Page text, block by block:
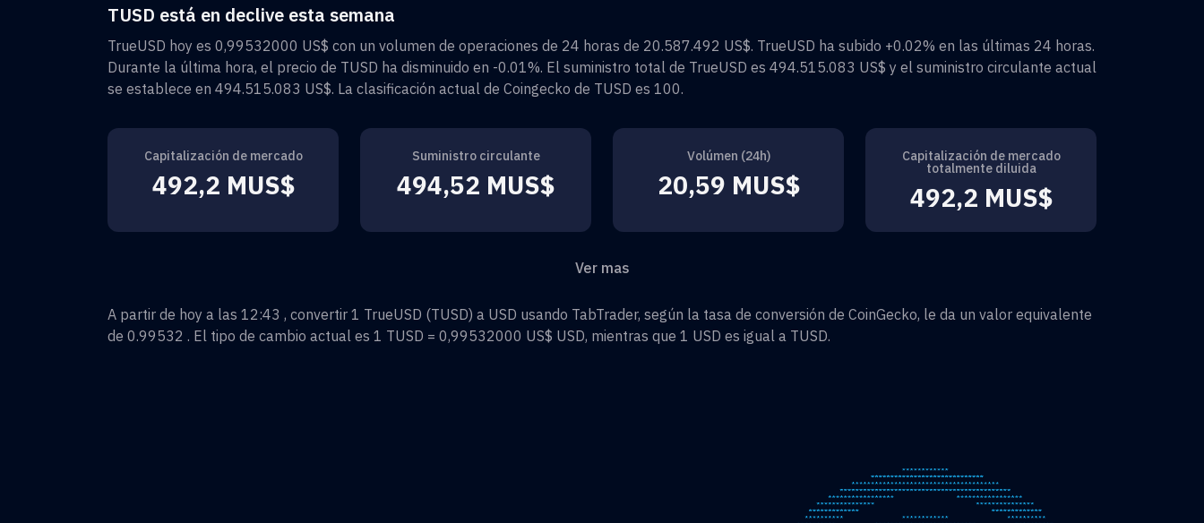
TUSD está en declive esta semana
TrueUSD hoy es 0,99532000 US$ con un volumen de operaciones de 24 horas de 20.587.492 US$. TrueUSD ha subido +0.02% en las últimas 24 horas.
Durante la última hora, el precio de TUSD ha disminuido en -0.01%. El suministro total de TrueUSD es 494.515.083 US$ y el suministro circulante actual
se establece en 494.515.083 US$. La clasificación actual de Coingecko de TUSD es 100.
Capitalización de mercado
492,2 MUS$
Suministro circulante
494,52 MUS$
Volúmen (24h)
20,59 MUS$
Capitalización de mercado
totalmente diluida
492,2 MUS$
Ver mas
A partir de hoy a las 12:43 , convertir 1 TrueUSD (TUSD) a USD usando TabTrader, según la tasa de conversión de CoinGecko, le da un valor equivalente
de 0.99532 . El tipo de cambio actual es 1 TUSD = 0,99532000 US$ USD, mientras que 1 USD es igual a TUSD.